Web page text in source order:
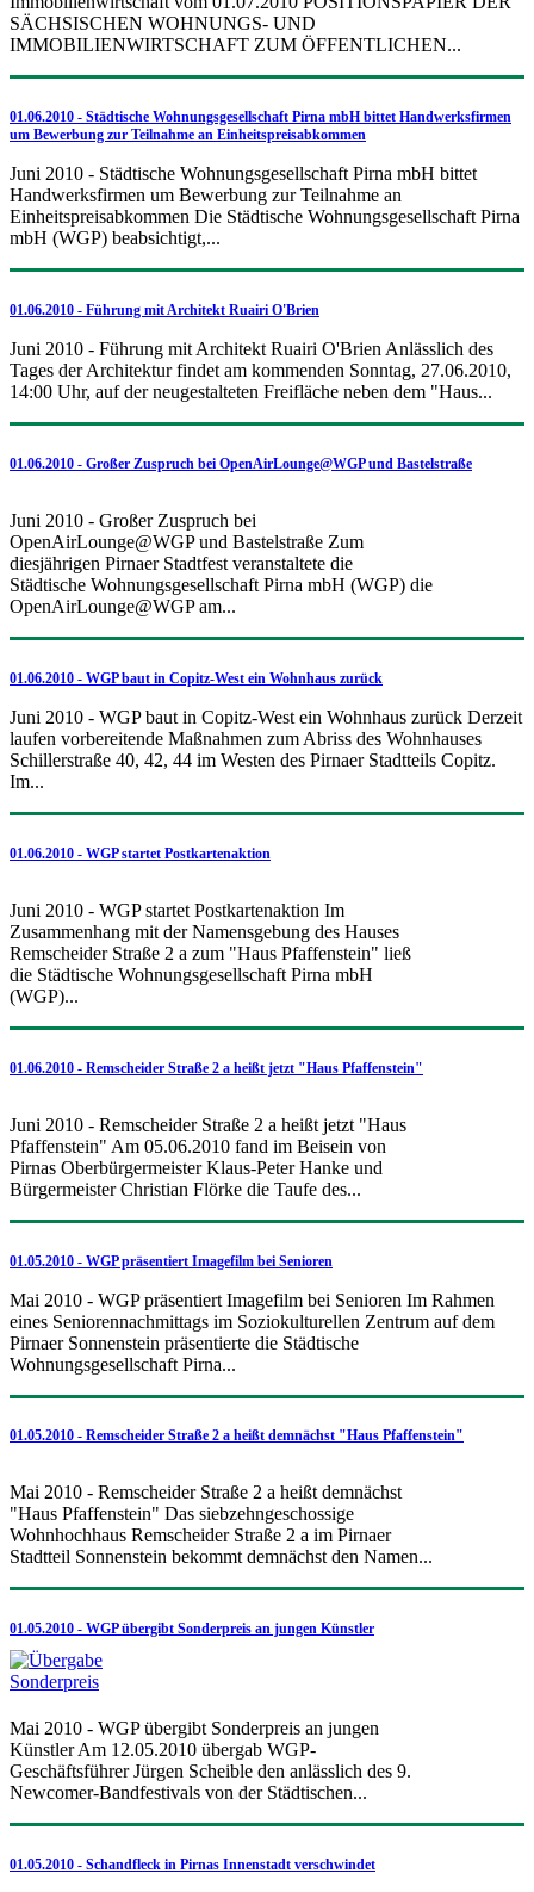
SÄCHSISCHEN WOHNUNGS- UND
IMMOBILIENWIRTSCHAFT ZUM ÖFFENTLICHEN...
01.06.2010 - Städtische Wohnungsgesellschaft Pirna mbH bittet Handwerksfirmen
um Bewerbung zur Teilnahme an Einheitspreisabkommen
Juni 2010 - Städtische Wohnungsgesellschaft Pirna mbH bittet
Handwerksfirmen um Bewerbung zur Teilnahme an
Einheitspreisabkommen Die Städtische Wohnungsgesellschaft Pirna
mbH (WGP) beabsichtigt,...
01.06.2010 - Führung mit Architekt Ruairi O'Brien
Juni 2010 - Führung mit Architekt Ruairi O'Brien Anlässlich des
Tages der Architektur findet am kommenden Sonntag, 27.06.2010,
14:00 Uhr, auf der neugestalteten Freifläche neben dem "Haus...
01.06.2010 - Großer Zuspruch bei OpenAirLounge@WGP und Bastelstraße
Juni 2010 - Großer Zuspruch bei
OpenAirLounge@WGP und Bastelstraße Zum
diesjährigen Pirnaer Stadtfest veranstaltete die
Städtische Wohnungsgesellschaft Pirna mbH (WGP) die
OpenAirLounge@WGP am...
01.06.2010 - WGP baut in Copitz-West ein Wohnhaus zurück
Juni 2010 - WGP baut in Copitz-West ein Wohnhaus zurück Derzeit
laufen vorbereitende Maßnahmen zum Abriss des Wohnhauses
Schillerstraße 40, 42, 44 im Westen des Pirnaer Stadtteils Copitz.
Im...
01.06.2010 - WGP startet Postkartenaktion
Juni 2010 - WGP startet Postkartenaktion Im
Zusammenhang mit der Namensgebung des Hauses
Remscheider Straße 2 a zum "Haus Pfaffenstein" ließ
die Städtische Wohnungsgesellschaft Pirna mbH
(WGP)...
01.06.2010 - Remscheider Straße 2 a heißt jetzt "Haus Pfaffenstein"
Juni 2010 - Remscheider Straße 2 a heißt jetzt "Haus
Pfaffenstein" Am 05.06.2010 fand im Beisein von
Pirnas Oberbürgermeister Klaus-Peter Hanke und
Bürgermeister Christian Flörke die Taufe des...
01.05.2010 - WGP präsentiert Imagefilm bei Senioren
Mai 2010 - WGP präsentiert Imagefilm bei Senioren Im Rahmen
eines Seniorennachmittags im Soziokulturellen Zentrum auf dem
Pirnaer Sonnenstein präsentierte die Städtische
Wohnungsgesellschaft Pirna...
01.05.2010 - Remscheider Straße 2 a heißt demnächst "Haus Pfaffenstein"
Mai 2010 - Remscheider Straße 2 a heißt demnächst
"Haus Pfaffenstein" Das siebzehngeschossige
Wohnhochhaus Remscheider Straße 2 a im Pirnaer
Stadtteil Sonnenstein bekommt demnächst den Namen...
01.05.2010 - WGP übergibt Sonderpreis an jungen Künstler
Mai 2010 - WGP übergibt Sonderpreis an jungen
Künstler Am 12.05.2010 übergab WGP-
Geschäftsführer Jürgen Scheible den anlässlich des 9.
Newcomer-Bandfestivals von der Städtischen...
01.05.2010 - Schandfleck in Pirnas Innenstadt verschwindet